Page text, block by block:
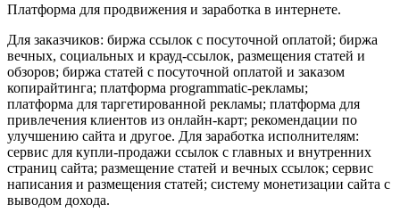
Платформа для продвижения и заработка в интернете.
Для заказчиков: биржа ссылок с посуточной оплатой; биржа
вечных, социальных и крауд-ссылок, размещения статей и
обзоров; биржа статей с посуточной оплатой и заказом
копирайтинга; платформа programmatic-рекламы;
платформа для таргетированной рекламы; платформа для
привлечения клиентов из онлайн-карт; рекомендации по
улучшению сайта и другое. Для заработка исполнителям:
сервис для купли-продажи ссылок с главных и внутренних
страниц сайта; размещение статей и вечных ссылок; сервис
написания и размещения статей; систему монетизации сайта с
выводом дохода.